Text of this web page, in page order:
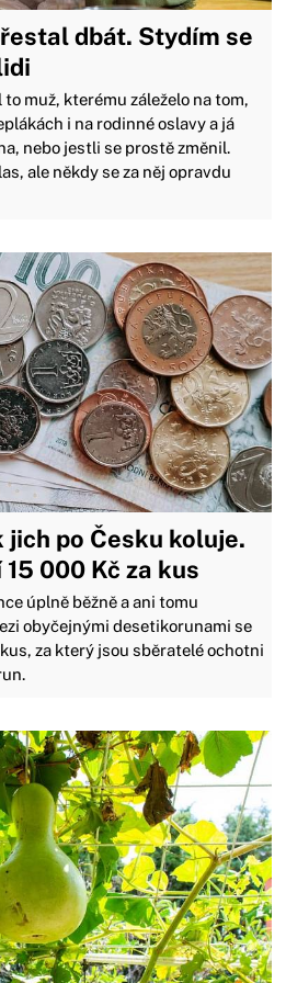
dbát. Stydím se
muž, kterému záleželo na tom,
i na rodinné oslavy a já
nebo jestli se prostě změnil.
ale někdy se za něj opravdu
jich po Česku koluje.
000 Kč za kus
úplně běžně a ani tomu
obyčejnými desetikorunami se
za který jsou sběratelé ochotni